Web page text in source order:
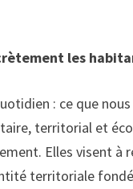
les
: ce que
territorial et
Elles visent
territoriale